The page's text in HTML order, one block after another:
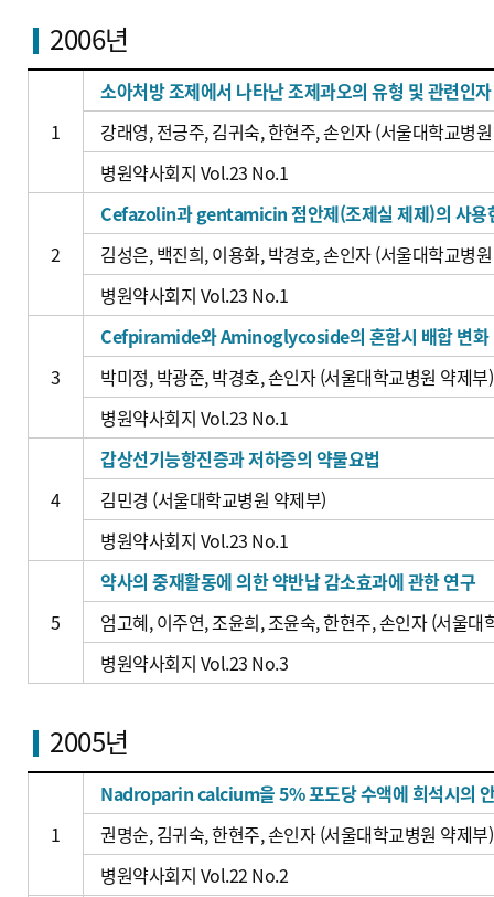
2006년
1
소아처방 조제에서 나타난 조제과오의 유형 및 관련인
강래영, 전긍주, 김귀숙, 한현주, 손인자 (서울대학교병
병원약사회지 Vol.23 No.1
2
Cefazolin과 gentamicin 점안제(조제실 제제)의 사용
김성은, 백진희, 이용화, 박경호, 손인자 (서울대학교병
병원약사회지 Vol.23 No.1
3
Cefpiramide와 Aminoglycoside의 혼합시 배합 변화
박미정, 박광준, 박경호, 손인자 (서울대학교병원 약제부)
병원약사회지 Vol.23 No.1
4
갑상선기능항진증과 저하증의 약물요법
김민경 (서울대학교병원 약제부)
병원약사회지 Vol.23 No.1
5
약사의 중재활동에 의한 약반납 감소효과에 관한 연구
엄고혜, 이주연, 조윤희, 조윤숙, 한현주, 손인자 (서울대
병원약사회지 Vol.23 No.3
2005년
1
Nadroparin calcium을 5% 포도당 수액에 희석시의
권명순, 김귀숙, 한현주, 손인자 (서울대학교병원 약제부)
병원약사회지 Vol.22 No.2